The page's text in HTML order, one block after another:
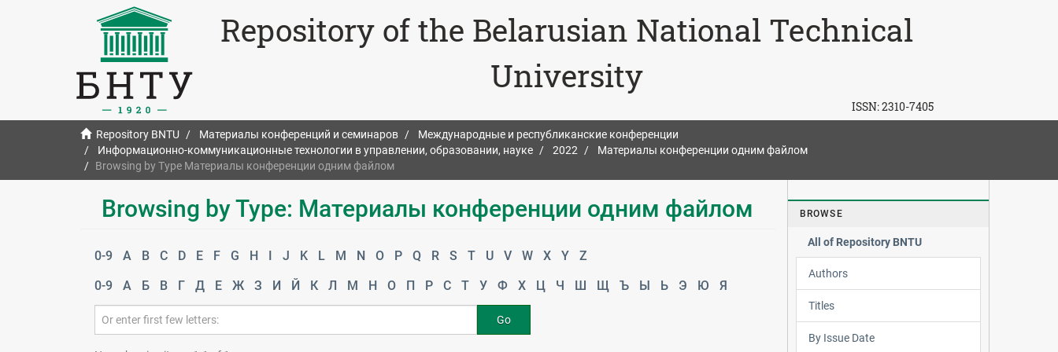
Repository of the Belarusian National Technical
University
ISSN:2310-7405
Repository BNTU Материалы конференций и семинаров
Международные и республиканские конференции
Информационно-коммуникационные технологии в управлении, образовании, науке
2022
Материалы конференции одним файлом
Browsing by Type Материалы конференции одним файлом
Browsing by Type: Материалы конференции одним файлом
0-9 A B C D E F G H I J K L M N O P Q R S T U V W X Y
Z
0-9
А Б В Г Д Е Ж З И Й К Л М Н О П Р С Т У Ф Х Ц Ч Ш Щ Ъ Ы Ь Э Ю Я
Go
BROWSE
All of Repository BNTU
Authors
Titles
By Issue Date